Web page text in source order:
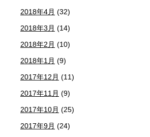
2018年4月 (32)
2018年3月 (14)
2018年2月 (10)
2018年1月 (9)
2017年12月 (11)
2017年11月 (9)
2017年10月 (25)
2017年9月 (24)